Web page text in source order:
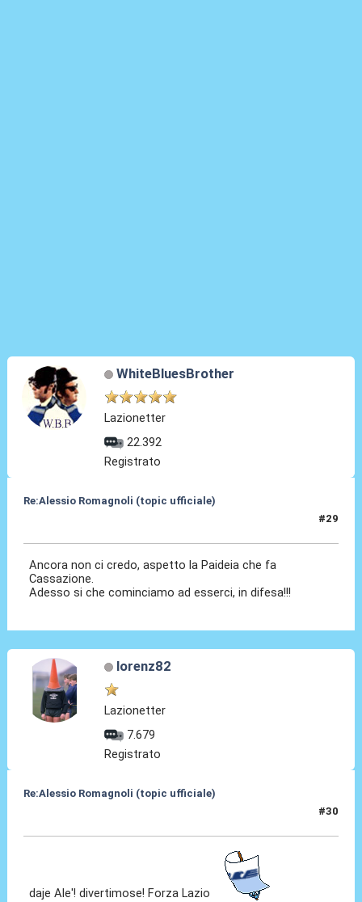
WhiteBluesBrother
Lazionetter
22.392
Registrato
Re:Alessio Romagnoli (topic ufficiale)
#29
Ancora non ci credo, aspetto la Paideia che fa
Cassazione.
Adesso si che cominciamo ad esserci, in difesa!!!
lorenz82
Lazionetter
7.679
Registrato
Re:Alessio Romagnoli (topic ufficiale)
#30
daje Ale'! divertimose! Forza Lazio